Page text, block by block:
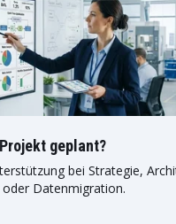
geplant?
bei Strategie,
Datenmigration.